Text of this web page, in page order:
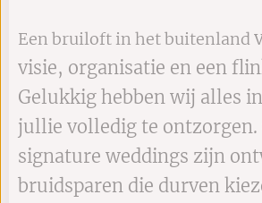
Een bruiloft in het buitenland
visie, organisatie en een
Gelukkig hebben wij alles
jullie volledig te ontzorgen.
signature weddings zijn
bruidsparen die durven